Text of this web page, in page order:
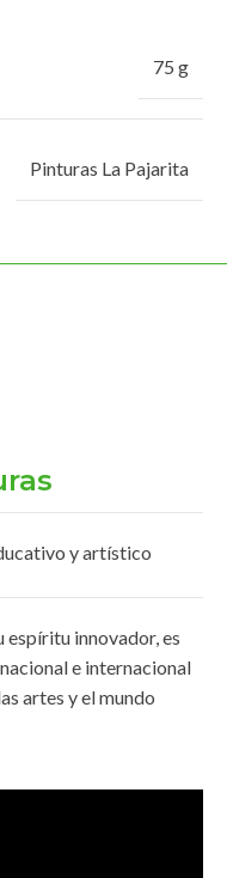
75 g
Pinturas La Pajarita
y artístico
espíritu innovador, es
e internacional
artes y el mundo